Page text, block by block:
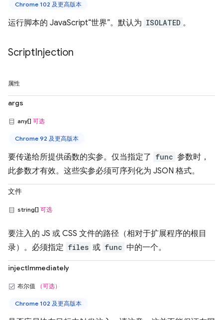
Chrome 102 及更高版本
运行脚本的 JavaScript“世界”。默认为 ISOLATED 。
ScriptInjection
属性
args
any[] 可选
Chrome 92 及更高版本
要传递给所提供函数的实参。仅当指定了 func 参数时，
此参数才有效。这些实参必须可序列化为 JSON 格式。
文件
string[] 可选
要注入的 JS 或 CSS 文件的路径（相对于扩展程序的根目
录）。必须指定 files 或 func 中的一个。
injectImmediately
布尔值 （可选）
Chrome 102 及更高版本